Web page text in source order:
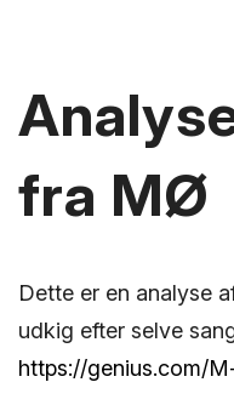
fra MØ
Dette er en analyse
udkig efter selve
https://genius.com/